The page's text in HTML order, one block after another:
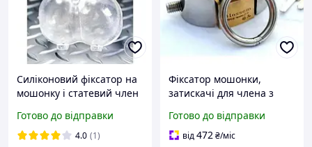
Силіконовий фіксатор на
мошонку і статевий член
market-without-queues-
Готово до відправки
4.0 (1)
Фіксатор мошонки,
затискачі для члена з
Готово до відправки
від472₴/міс